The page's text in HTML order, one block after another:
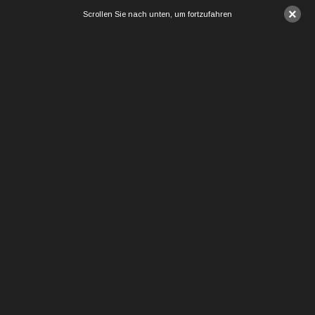
×
Scrollen Sie nach unten, um fortzufahren